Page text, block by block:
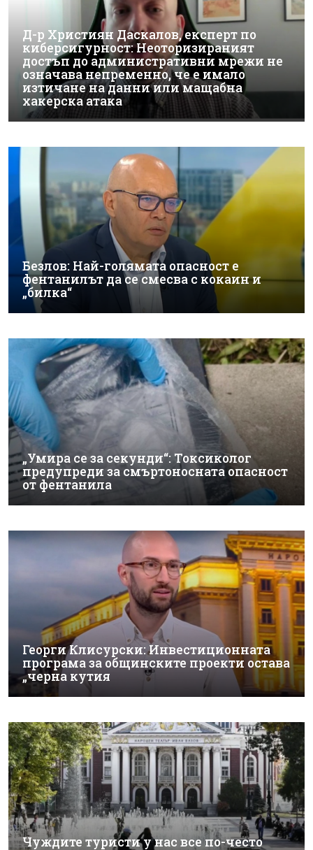
Д-р Християн Даскалов, експерт по
киберсигурност: Неоторизираният
достъп до административни мрежи не
означава непременно, че е имало
изтичане на данни или мащабна
хакерска атака
Безлов: Най-голямата опасност е
фентанилът да се смесва с кокаин и
„билка“
„Умира се за секунди“: Токсиколог
предупреди за смъртоносната опасност
от фентанила
Георги Клисурски: Инвестиционната
програма за общинските проекти остава
„черна кутия
Чуждите туристи у нас все по-често